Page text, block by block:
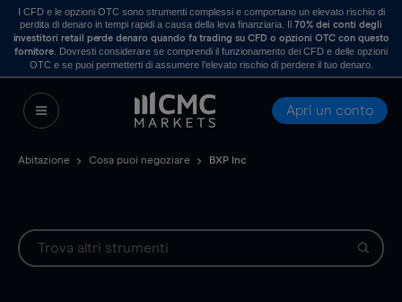
I CFD e le opzioni OTC sono strumenti complessi e comportano un elevato rischio di
perdita di denaro in tempi rapidi a causa della leva finanziaria. Il70% dei conti degli
investitori retail perde denaro quando fa trading su CFD o opzioni OTC con questo
fornitore . Dovresti considerare se comprendi il funzionamento dei CFD e delle opzioni
OTC e se puoi permetterti di assumere l’elevato rischio di perdere il tuo denaro.
Apri un conto
Abitazione Cosa puoi negoziare BXP Inc